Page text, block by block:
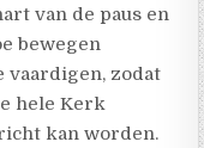
van de paus en
bewegen
zodat
hele Kerk
kan worden.